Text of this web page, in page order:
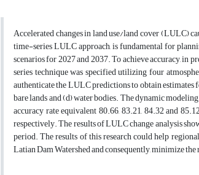
Accelerated changes in land use/land cover (LULC)
time-series LULC approach, is fundamental for
scenarios for 2027 and 2037. To achieve accuracy,
series technique was specified utilizing four
authenticate the LULC predictions to obtain estimates
bare lands and (d) water bodies. The dynamic
accuracy rate equivalent 80.66, 83.21, 84.32 and
respectively. The results of LULC change analysis
period. The results of this research could help
Latian Dam Watershed and consequently, minimize